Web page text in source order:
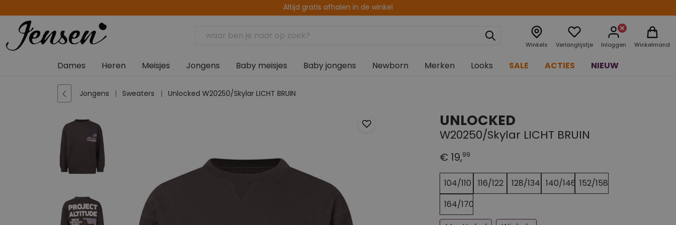
14 dagen retourtermijn
Winkels Verlanglijstje Inloggen Winkelmand
Dames Heren Meisjes Jongens Baby meisjes Baby jongens Newborn Merken Looks SALE ACTIES NIEUW
Jongens Sweaters Unlocked W20250/Skylar LICHT BRUIN
UNLOCKED
W20250/Skylar LICHT BRUIN
€ 19,99
Een paar stuks op voorraad
Bijna uitverkocht
104/110 116/122 128/134 140/146 152/158
164/170